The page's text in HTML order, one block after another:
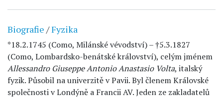
Biografie /Fyzika
*18.2.1745 (Como, Milánské vévodství) – †5.3.1827
(Como, Lombardsko-benátské království), celým jménem
Allessandro Giuseppe Antonio Anastasio Volta, italský
fyzik. Působil na univerzitě v Pavii. Byl členem Královské
společnosti v Londýně a Francii AV. Jeden ze zakladatelů